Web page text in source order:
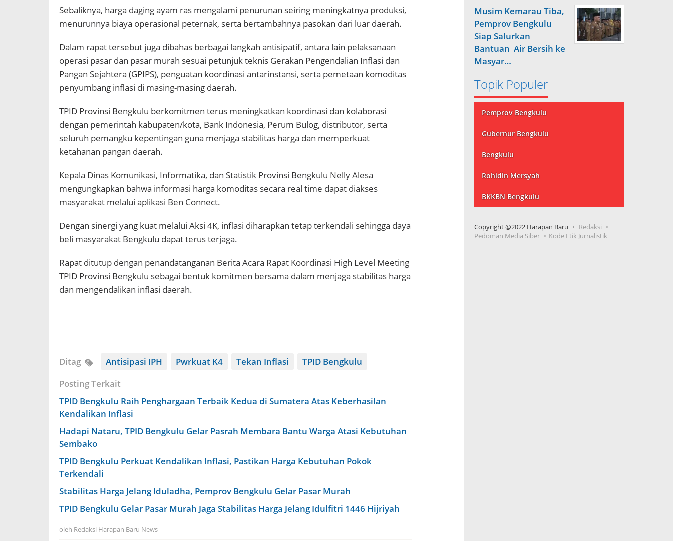
Sebaliknya, harga daging ayam ras mengalami penurunan seiring meningkatnya produksi,
menurunnya biaya operasional peternak, serta bertambahnya pasokan dari luar daerah.
Dalam rapat tersebut juga dibahas berbagai langkah antisipatif, antara lain pelaksanaan
operasi pasar dan pasar murah sesuai petunjuk teknis Gerakan Pengendalian Inflasi dan
Pangan Sejahtera (GPIPS), penguatan koordinasi antarinstansi, serta pemetaan komoditas
penyumbang inflasi di masing-masing daerah.
TPID Provinsi Bengkulu berkomitmen terus meningkatkan koordinasi dan kolaborasi
dengan pemerintah kabupaten/kota, Bank Indonesia, Perum Bulog, distributor, serta
seluruh pemangku kepentingan guna menjaga stabilitas harga dan memperkuat
ketahanan pangan daerah.
Kepala Dinas Komunikasi, Informatika, dan Statistik Provinsi Bengkulu Nelly Alesa
mengungkapkan bahwa informasi harga komoditas secara real time dapat diakses
masyarakat melalui aplikasi Ben Connect.
Dengan sinergi yang kuat melalui Aksi 4K, inflasi diharapkan tetap terkendali sehingga daya
beli masyarakat Bengkulu dapat terus terjaga.
Rapat ditutup dengan penandatanganan Berita Acara Rapat Koordinasi High Level Meeting
TPID Provinsi Bengkulu sebagai bentuk komitmen bersama dalam menjaga stabilitas harga
dan mengendalikan inflasi daerah.
Ditag Antisipasi IPH Pwrkuat K4 Tekan Inflasi
TPID Bengkulu
Posting Terkait
TPID Bengkulu Raih Penghargaan Terbaik Kedua di Sumatera Atas Keberhasilan
Kendalikan Inflasi
Hadapi Nataru, TPID Bengkulu Gelar Pasrah Membara Bantu Warga Atasi Kebutuhan
Sembako
TPID Bengkulu Perkuat Kendalikan Inflasi, Pastikan Harga Kebutuhan Pokok
Terkendali
Stabilitas Harga Jelang Iduladha, Pemprov Bengkulu Gelar Pasar Murah
TPID Bengkulu Gelar Pasar Murah Jaga Stabilitas Harga Jelang Idulfitri 1446 Hijriyah
oleh Redaksi Harapan Baru News
Musim Kemarau Tiba,
Pemprov Bengkulu
Siap Salurkan
Bantuan Air Bersih ke
Masyar…
Topik Populer
Pemprov Bengkulu
Gubernur Bengkulu
Bengkulu
Rohidin Mersyah
BKKBN Bengkulu
Copyright @2022 Harapan Baru
Redaksi
Pedoman Media Siber
Kode Etik Jurnalistik